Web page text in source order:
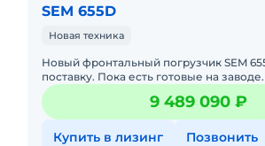
SEM 655D
Новая техника
Новый фронтальный погрузчик SEM
поставку. Пока есть готовые на
на ваш выбор. Доставка в регионы.
TR200,
9 489 090 ₽
Купить в лизинг Позвонить